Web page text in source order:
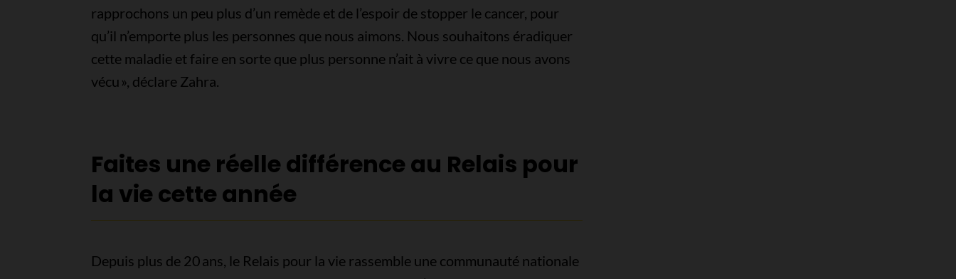
rapprochons un peu plus d’un remède et de l’espoir de stopper le cancer, pour
qu’il n’emporte plus les personnes que nous aimons. Nous souhaitons éradiquer
cette maladie et faire en sorte que plus personne n’ait à vivre ce que nous avons
vécu », déclare Zahra.
Faites une réelle différence au Relais pour
la vie cette année
Depuis plus de 20 ans, le Relais pour la vie rassemble une communauté nationale